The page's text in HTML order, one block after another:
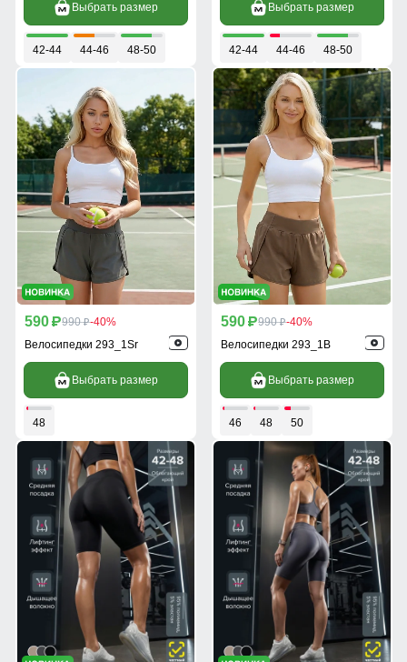
Выбрать размер
42-44 44-46 48-50
Выбрать размер
42-44 44-46 48-50
590 p990 p-40%
Велосипедки 293_1Sr
Выбрать размер
48
590 p990 p-40%
Велосипедки 293_1B
Выбрать размер
46 48 50